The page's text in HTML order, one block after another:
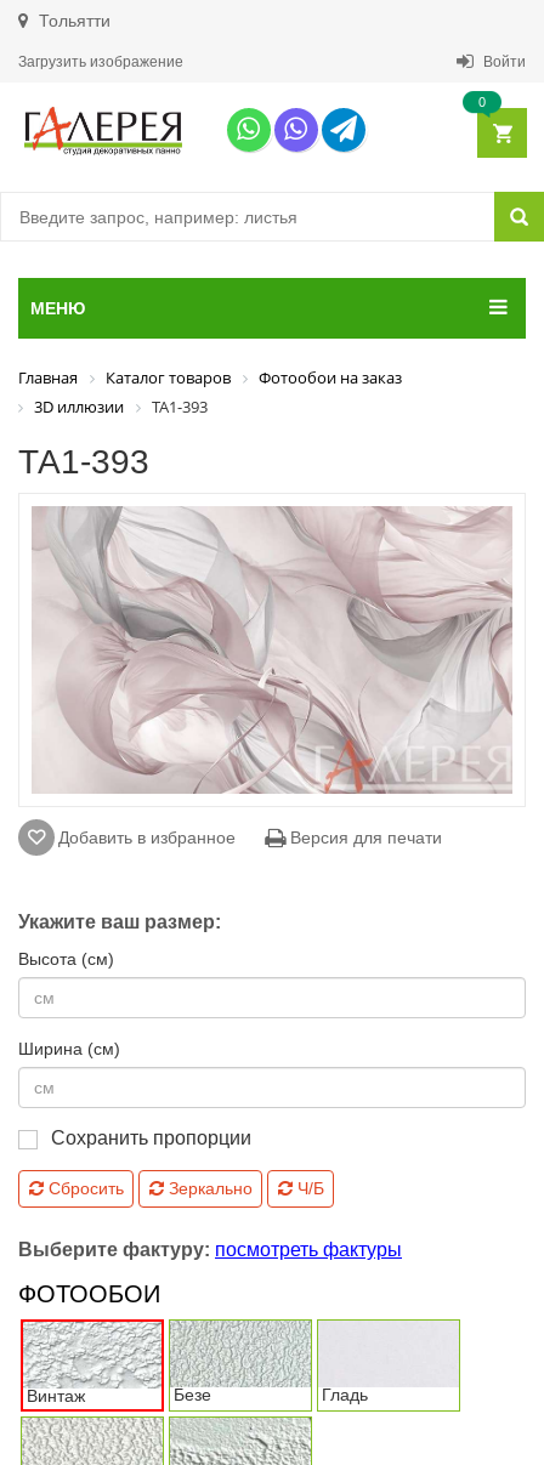
Тольятти
Загрузить изображение Войти
0
МЕНЮ
Главная Каталог товаров
Фотообои на заказ
3D иллюзии
ТА1-393
ТА1-393
Добавить в избранное Версия для печати
Укажите ваш размер:
Высота (см)
Ширина (см)
Сохранить пропорции
Сбросить Зеркально Ч/Б
Выберите фактуру: посмотреть фактуры
ФОТООБОИ
Винтаж Безе Гладь